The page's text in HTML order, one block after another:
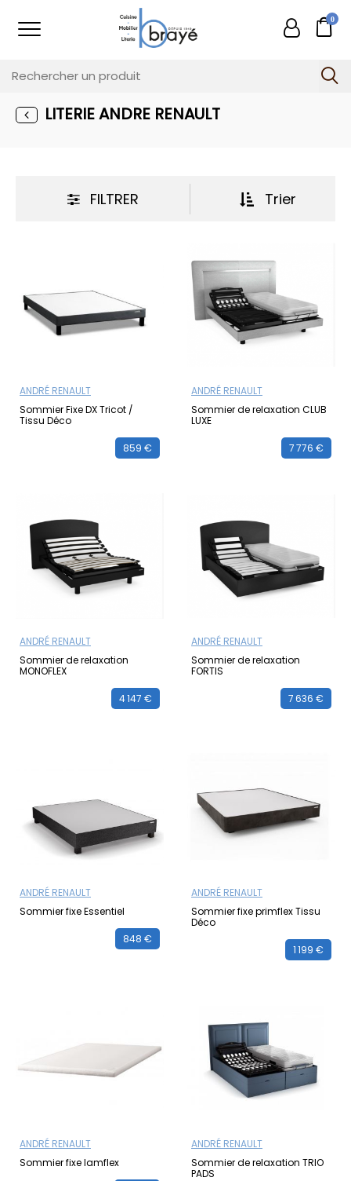
0
LITERIE ANDRE RENAULT
FILTRER Trier
ANDRÉ RENAULT
Sommier Fixe DX Tricot /
Tissu Déco
859 €
ANDRÉ RENAULT
Sommier de relaxation CLUB
LUXE
7 776 €
ANDRÉ RENAULT
Sommier de relaxation
MONOFLEX
4 147 €
ANDRÉ RENAULT
Sommier de relaxation
FORTIS
7 636 €
ANDRÉ RENAULT
Sommier fixe Essentiel
848 €
ANDRÉ RENAULT
Sommier fixe primflex Tissu
Déco
1 199 €
ANDRÉ RENAULT
Sommier fixe lamflex
ANDRÉ RENAULT
Sommier de relaxation TRIO
PADS